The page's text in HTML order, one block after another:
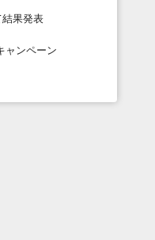
果発表
ャンペーン